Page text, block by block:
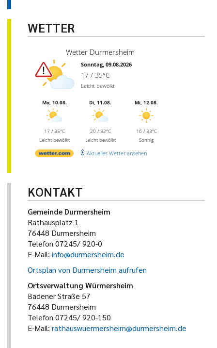
WETTER
Wetter Durmersheim
Sonntag, 09.08.2026
17 / 35°C
Leicht bewölkt
Mo, 10.08.
17 / 35°C
Leicht bewölkt
Di, 11.08.
20 / 32°C
Leicht bewölkt
Mi, 12.08.
16 / 33°C
Sonnig
Aktuelles Wetter ansehen
KONTAKT
Gemeinde Durmersheim
Rathausplatz 1
76448 Durmersheim
Telefon 07245/ 920-0
E-Mail: info@durmersheim.de
Ortsplan von Durmersheim aufrufen
Ortsverwaltung Würmersheim
Badener Straße 57
76448 Durmersheim
Telefon 07245/ 920-150
E-Mail: rathauswuermersheim@durmersheim.de